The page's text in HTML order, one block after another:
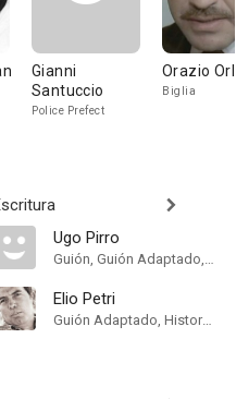
Gianni
Santuccio
Police Prefect
Orazio
Biglia
Ugo Pirro
Guión, Guión Adaptado, Historia, Screenstory
Elio Petri
Guión Adaptado, Historia, Screenstory